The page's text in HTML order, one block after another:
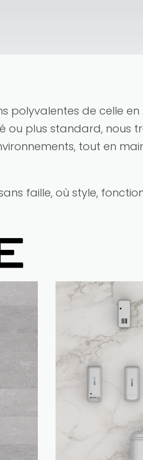
polyvalentes de celle
ou plus standard, nous
tout en
faille, où style,